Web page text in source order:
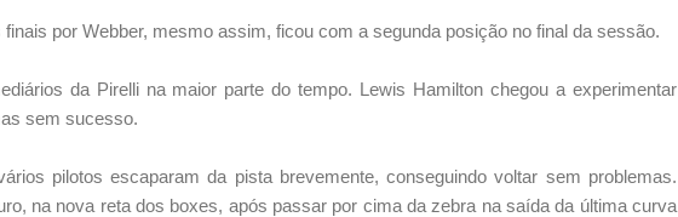
por Webber, mesmo assim, ficou com a segunda posição no final da sessão.
da Pirelli na maior parte do tempo. Lewis Hamilton chegou a experimentar
sem sucesso.
pilotos escaparam da pista brevemente, conseguindo voltar sem problemas.
na nova reta dos boxes, após passar por cima da zebra na saída da última curva